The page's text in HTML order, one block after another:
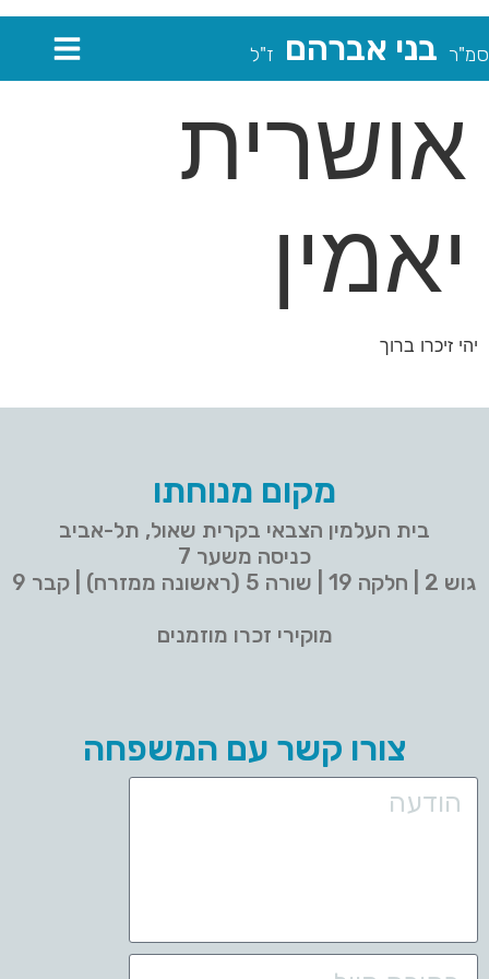
סמ"ר בני אברהם ז"ל
אושרית
יאמין
יהי זיכרו ברוך
מקום מנוחתו
בית העלמין הצבאי בקרית שאול, תל-אביב
כניסה משער 7
גוש 2 | חלקה 19 | שורה 5 (ראשונה ממזרח) | קבר 9
מוקירי זכרו מוזמנים
צורו קשר עם המשפחה